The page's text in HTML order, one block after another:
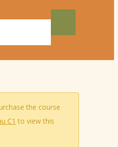
the course
C1 to view this